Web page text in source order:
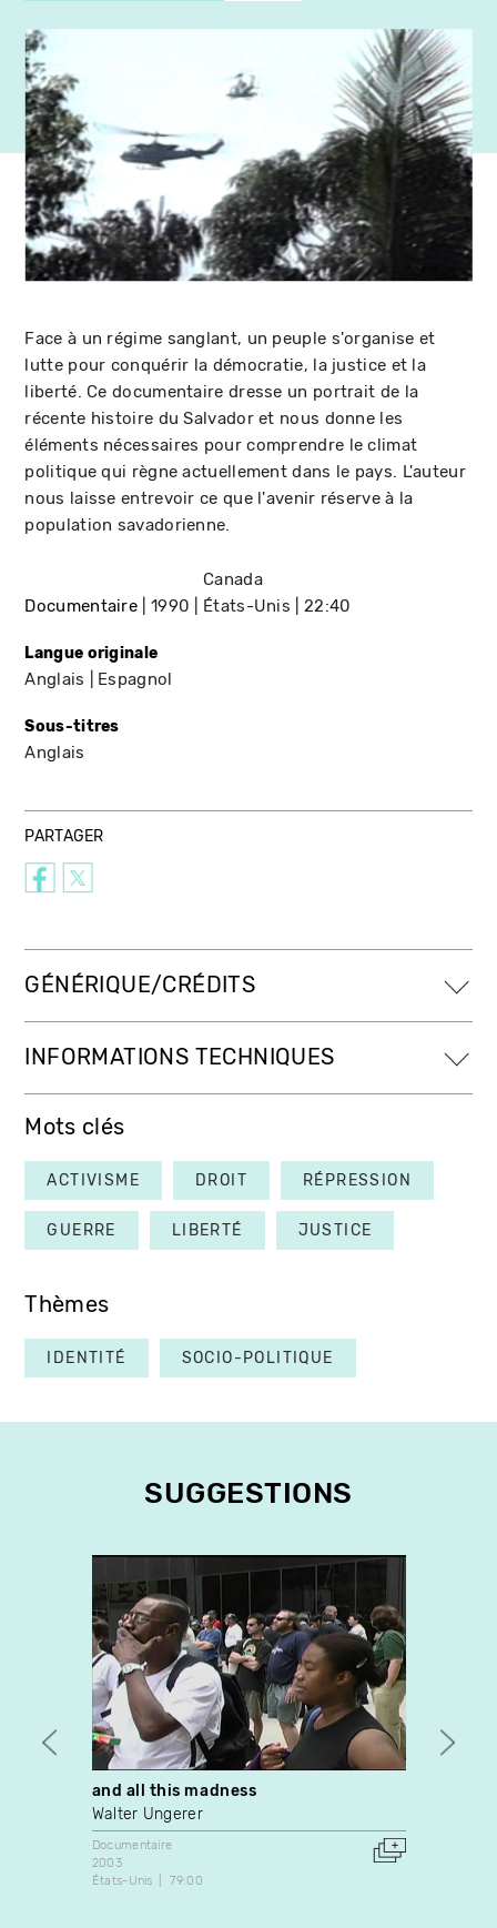
Face à un régime sanglant, un peuple s'organise et
lutte pour conquérir la démocratie, la justice et la
liberté. Ce documentaire dresse un portrait de la
récente histoire du Salvador et nous donne les
éléments nécessaires pour comprendre le climat
politique qui règne actuellement dans le pays. L'auteur
nous laisse entrevoir ce que l'avenir réserve à la
population savadorienne.
Documentaire 1990
Canada
États-Unis
22:40
Langue originale
Anglais Espagnol
Sous-titres
Anglais
PARTAGER
GÉNÉRIQUE/CRÉDITS
INFORMATIONS TECHNIQUES
Mots clés
ACTIVISME DROIT RÉPRESSION
GUERRE LIBERTÉ JUSTICE
Thèmes
IDENTITÉ SOCIO-POLITIQUE
SUGGESTIONS
and all this madness
Walter Ungerer
Documentaire
2003
États-Unis
79:00